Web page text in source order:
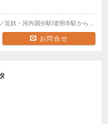
近鉄・河内国分駅/道明寺駅から徒歩圏内
お問合せ